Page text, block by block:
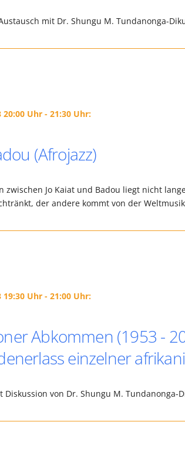
mit Dr. Shungu M. Tundanonga-
20:00 Uhr - 21:30 Uhr:
(Afrojazz)
zwischen Jo Kaiat und Badou liegt nicht
der andere kommt von der
19:30 Uhr - 21:00 Uhr:
Abkommen (1953 -
einzelner
Diskussion von Dr. Shungu M. Tundanonga-